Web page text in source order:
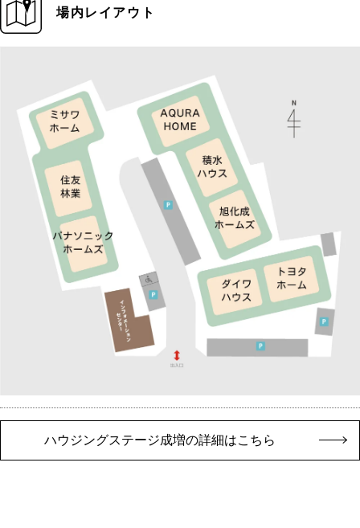
場内レイアウト
ハウジングステージ成増の詳細はこちら